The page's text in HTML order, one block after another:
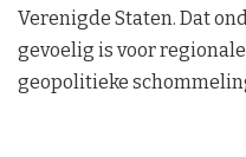
Verenigde Staten. Dat
gevoelig is voor
geopolitieke